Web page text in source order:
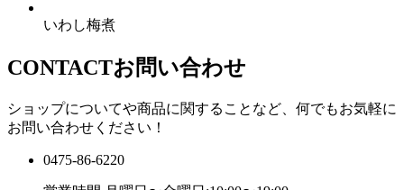
いわし梅煮
CONTACTお問い合わせ
ショップについてや商品に関することなど、何でもお気軽に
お問い合わせください！
0475-86-6220